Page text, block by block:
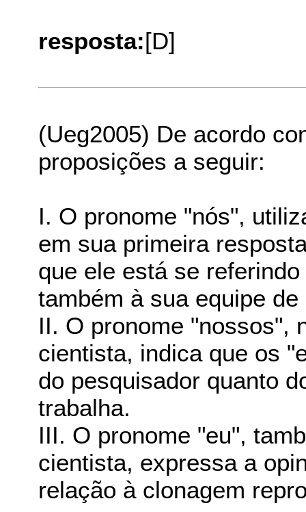
resposta:[D]
(Ueg2005) De acordo
proposições a seguir:
I. O pronome "nós",
em sua primeira
que ele está se
também à sua equipe
II. O pronome "nossos",
cientista, indica que os
do pesquisador quanto
trabalha.
III. O pronome "eu",
cientista, expressa a
relação à clonagem